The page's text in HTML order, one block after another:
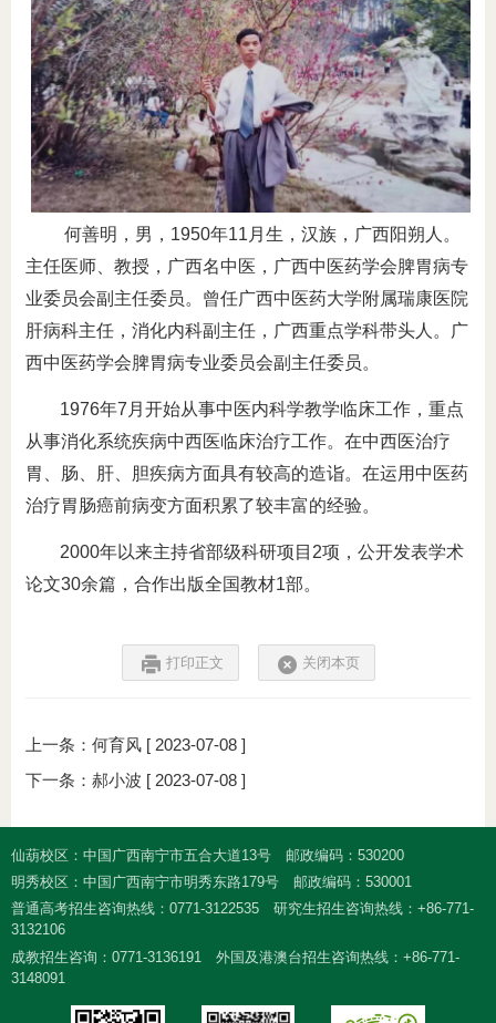
何善明，男，1950年11月生，汉族，广西阳朔人。
主任医师、教授，广西名中医，广西中医药学会脾胃病专
业委员会副主任委员。曾任广西中医药大学附属瑞康医院
肝病科主任，消化内科副主任，广西重点学科带头人。广
西中医药学会脾胃病专业委员会副主任委员。
1976年7月开始从事中医内科学教学临床工作，重点
从事消化系统疾病中西医临床治疗工作。在中西医治疗
胃、肠、肝、胆疾病方面具有较高的造诣。在运用中医药
治疗胃肠癌前病变方面积累了较丰富的经验。
2000年以来主持省部级科研项目2项，公开发表学术
论文30余篇，合作出版全国教材1部。
打印正文 关闭本页
上一条： 何育风 [ 2023-07-08 ]
下一条： 郝小波 [ 2023-07-08 ]
仙葫校区：中国广西南宁市五合大道13号
邮政编码：530200
明秀校区：中国广西南宁市明秀东路179号
邮政编码：530001
普通高考招生咨询热线：0771-3122535
研究生招生咨询热线：+86-771-
3132106
成教招生咨询：0771-3136191
外国及港澳台招生咨询热线：+86-771-
3148091